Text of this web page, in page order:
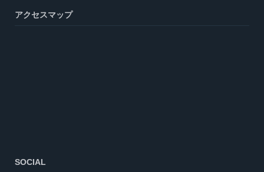
アクセスマップ
SOCIAL